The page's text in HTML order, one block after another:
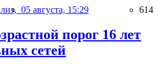
05 августа, 15:29 614
порог 16 лет
сетей